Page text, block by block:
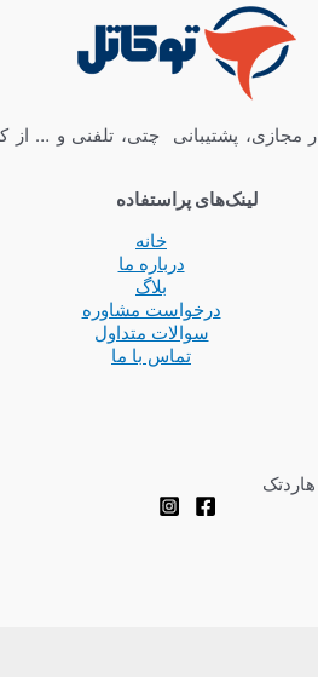
مجازی، پشتیبانی چتی، تلفنی و …
لینک‌های پراستفاده
خانه
درباره ما
بلاگ
درخواست مشاوره
سوالات متداول
تماس با ما